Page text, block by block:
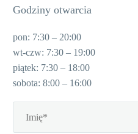
Godziny otwarcia
pon: 7:30 – 20:00
wt-czw: 7:30 – 19:00
piątek: 7:30 – 18:00
sobota: 8:00 – 16:00